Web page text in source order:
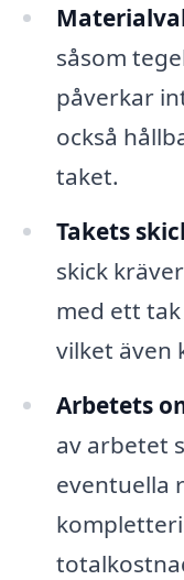
såsom
påverkar
också
taket.
Takets
skick
med ett
vilket även
Arbetets
av arbetet
eventuella